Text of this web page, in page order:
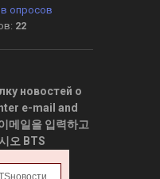
опросов
22
новостей о
e-mail and
메일을 입력하고
오 BTS